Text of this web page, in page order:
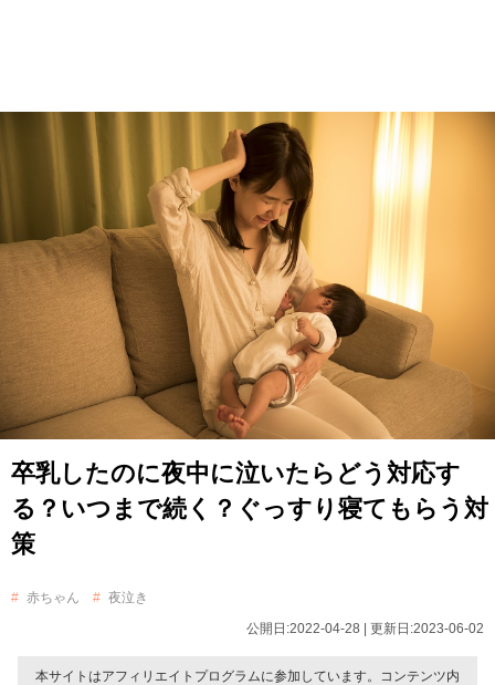
卒乳したのに夜中に泣いたらどう対応す
る？いつまで続く？ぐっすり寝てもらう対
策
赤ちゃん
夜泣き
公開日:2022-04-28 | 更新日:2023-06-02
本サイトはアフィリエイトプログラムに参加しています。コンテンツ内